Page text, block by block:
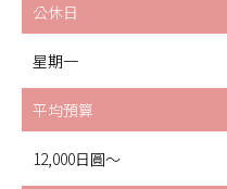
公休日
星期一
平均預算
12,000日圓〜